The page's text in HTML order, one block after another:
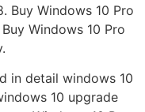
Buy Windows 10 Pro
Windows 10 Pro
in detail windows 10
10 upgrade